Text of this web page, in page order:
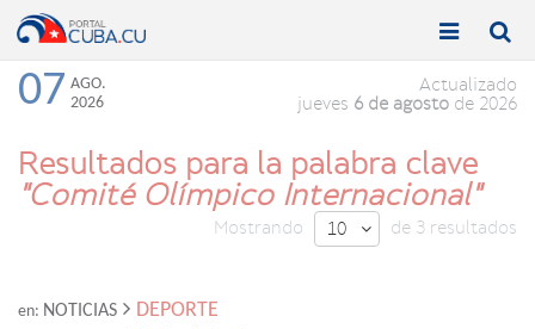
Toggle

Toggle

07 AGO.
2026
Actualizado
jueves 6 de agosto de 2026
Resultados para la palabra clave
"Comité Olímpico Internacional"
Mostrando 10  de 3 resultados
en: NOTICIAS
DEPORTE